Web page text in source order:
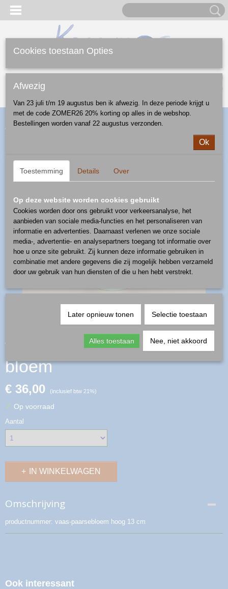
(0)
Home >Webshop>Diversen >vazen> vaas - patroon paarse
bloem
vaas - patroon paarse
bloem
€ 36,00 (inclusief btw 21%)
✓ Op voorraad
Aantal
IN WINKELWAGEN
Omschrijving
productnummer: vaas-paarsebloem hoog 13 cm
Ook interessant
Cookies toestaan Opties
Afwezig
Van 23 juli t/m 19 augustus ben ik afwezig. In deze periode krijgt u
met de code ZOMER26 20% korting op alles in de webshop.
Bestellingen worden vanaf 22 augustus verzonden.
Ok
Toestemming Details Over
Op deze website worden cookies gebruikt
Cookies worden door ons gebruikt voor verkeersanalyse, het
aanbieden van sociale media-functies en het personaliseren van
informatie en advertenties. Daarnaast verlenen we onze sociale
media-, advertentie- en analysepartners toegang tot informatie over
hoe u onze site gebruikt. Zij kunnen deze informatie gebruiken in
combinatie met andere gegevens die zij mogelijk hebben verzameld
door uw gebruik van hun diensten of die u hen hebt verstrekt.
Later opnieuw tonen Selectie toestaan
Alles toestaan Nee, niet akkoord